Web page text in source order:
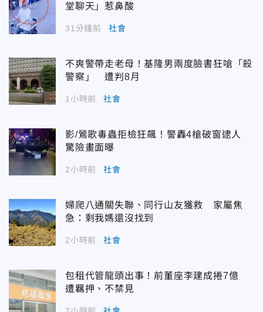
堂聊天」惹鼻酸
31分鐘前 社會
不爽警帶走老母！基隆男兩度臉書狂嗆「殺
警察」 遭判8月
1小時前 社會
影/鶯歌毒蟲拒檢狂飆！警轟4槍破窗逮人
驚險畫面曝
2小時前 社會
婦爬八通關失聯、同行山友獲救 家屬焦
急：剩我媽還沒找到
2小時前 社會
包租代管龍頭出事！前董座李建成捲7億
遭羈押、不禁見